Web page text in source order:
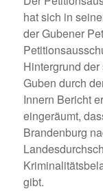
hat sich in
der Gubener
Hintergrund
Guben durch
Innern Bericht
eingeräumt,
Brandenburg
gibt.